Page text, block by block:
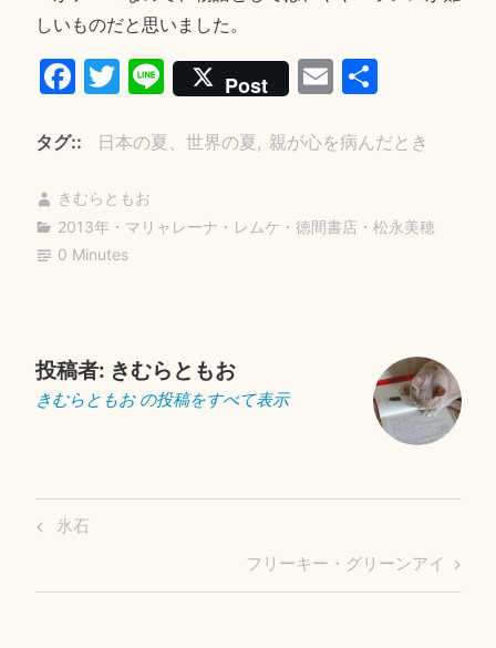
しいものだと思いました。
Fa
bo
ok
T
tte
r
Li
ne
Post E
ail
共
タグ: 日本の夏、世界の夏 親が心を病んだとき
きむらともお
2013年 ・ マリャレーナ・レムケ ・ 徳間書店 ・ 松永美穂
0 Minutes
投稿者: きむらともお
きむらともお の投稿をすべて表示
投Previous
氷石
Next
Post
フリーキー・グリーンアイ